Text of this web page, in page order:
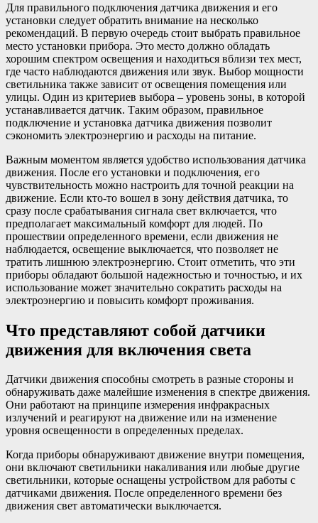
Для правильного подключения датчика движения и его
установки следует обратить внимание на несколько
рекомендаций. В первую очередь стоит выбрать правильное
место установки прибора. Это место должно обладать
хорошим спектром освещения и находиться вблизи тех мест,
где часто наблюдаются движения или звук. Выбор мощности
светильника также зависит от освещения помещения или
улицы. Один из критериев выбора – уровень зоны, в которой
устанавливается датчик. Таким образом, правильное
подключение и установка датчика движения позволит
сэкономить электроэнергию и расходы на питание.
Важным моментом является удобство использования датчика
движения. После его установки и подключения, его
чувствительность можно настроить для точной реакции на
движение. Если кто-то вошел в зону действия датчика, то
сразу после срабатывания сигнала свет включается, что
предполагает максимальный комфорт для людей. По
прошествии определенного времени, если движения не
наблюдается, освещение выключается, что позволяет не
тратить лишнюю электроэнергию. Стоит отметить, что эти
приборы обладают большой надежностью и точностью, и их
использование может значительно сократить расходы на
электроэнергию и повысить комфорт проживания.
Что представляют собой датчики
движения для включения света
Датчики движения способны смотреть в разные стороны и
обнаруживать даже малейшие изменения в спектре движения.
Они работают на принципе измерения инфракрасных
излучений и реагируют на движение или на изменение
уровня освещенности в определенных пределах.
Когда приборы обнаруживают движение внутри помещения,
они включают светильники накаливания или любые другие
светильники, которые оснащены устройством для работы с
датчиками движения. После определенного времени без
движения свет автоматически выключается.